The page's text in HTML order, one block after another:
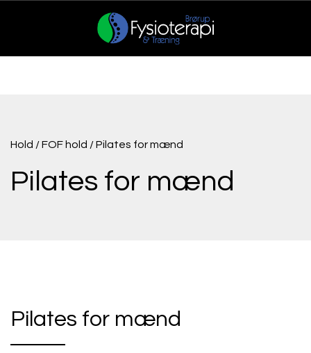
Hold / FOF hold / Pilates for mænd
Pilates for mænd
Pilates for mænd